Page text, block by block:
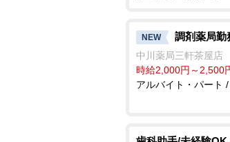
NEW 調剤薬局勤
中川薬局三軒茶屋店
時給2,000円～2,500
アルバイト・パート